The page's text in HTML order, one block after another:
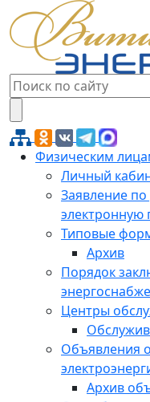
Физическим
Личный
Заявление по
электронную
Типовые
Архив
Порядок
Центры
Объявления
Архив